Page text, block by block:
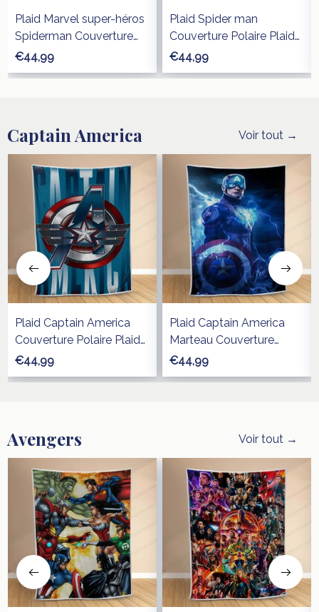
Plaid Marvel super-héros
Spiderman Couverture
Polaire Plaid Canapé
€44,99
Plaid Spider man
Couverture Polaire Plaid
Canapé
€44,99
Captain America Voir tout →
Plaid Captain America
Couverture Polaire Plaid
Canapé
€44,99
Plaid Captain America
Marteau Couverture
Polaire Plaid Canapé
€44,99
Avengers Voir tout →